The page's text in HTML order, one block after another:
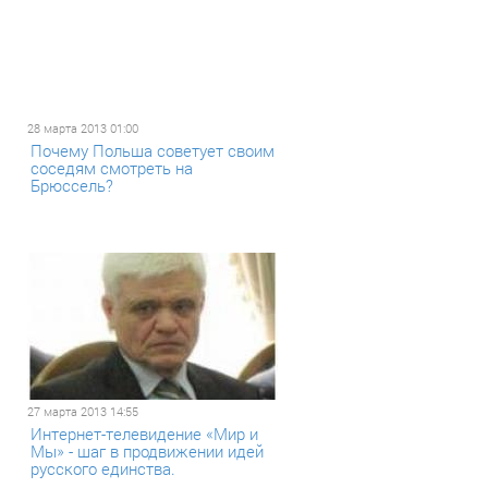
28 марта 2013 01:00
Почему Польша советует своим
соседям смотреть на
Брюссель?
27 марта 2013 14:55
Интернет-телевидение «Мир и
Мы» - шаг в продвижении идей
русского единства.